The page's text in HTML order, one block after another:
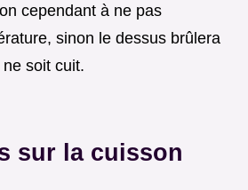
cependant à ne pas
sinon le dessus brûlera
soit cuit.
sur la cuisson